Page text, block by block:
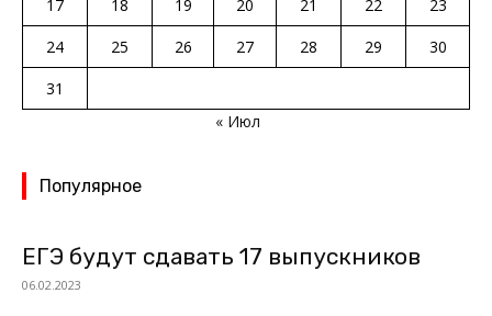
17
18 19 20 21 22
23
24
25 26 27 28 29
30
31
« Июл
Популярное
ЕГЭ будут сдавать 17 выпускников
06.02.2023